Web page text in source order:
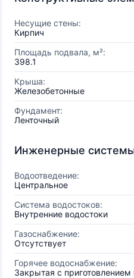
Несущие стены:
Кирпич
Площадь подвала, м²:
398.1
Крыша:
Железобетонные
Фундамент:
Ленточный
Инженерные
Водоотведение:
Центральное
Система водостоков:
Внутренние водостоки
Газоснабжение:
Отсутствует
Горячее водоснабжение:
Закрытая с